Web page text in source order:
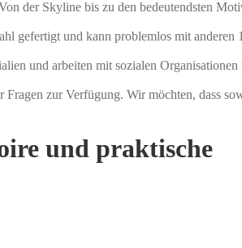
der Skyline bis zu den bedeutendsten
gefertigt und kann problemlos mit anderen
und arbeiten mit sozialen Organisationen
zur Verfügung. Wir möchten, dass
und praktische